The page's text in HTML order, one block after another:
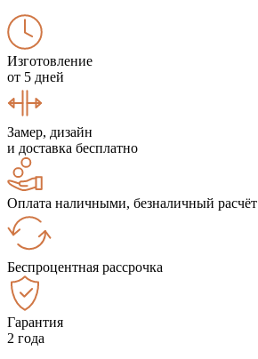
Изготовление
от 5 дней
Замер, дизайн
и доставка бесплатно
Оплата наличными, безналичный расчёт
Беспроцентная рассрочка
Гарантия
2 года